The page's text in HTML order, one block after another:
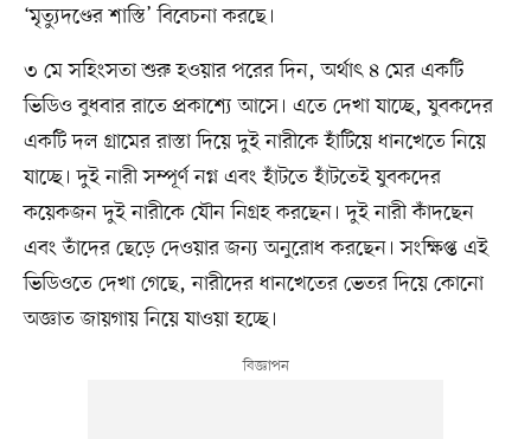
‘মৃত্যুদণ্ডের শাস্তি’ বিবেচনা করছে।
৩ মে সহিংসতা শুরু হওয়ার পরের দিন, অর্থাৎ ৪ মের একটি
ভিডিও বুধবার রাতে প্রকাশ্যে আসে। এতে দেখা যাচ্ছে, যুবকদের
একটি দল গ্রামের রাস্তা দিয়ে দুই নারীকে হাঁটিয়ে ধানখেতে নিয়ে
যাচ্ছে। দুই নারী সম্পূর্ণ নগ্ন এবং হাঁটতে হাঁটতেই যুবকদের
কয়েকজন দুই নারীকে যৌন নিগ্রহ করছেন। দুই নারী কাঁদছেন
এবং তাঁদের ছেড়ে দেওয়ার জন্য অনুরোধ করছেন। সংক্ষিপ্ত এই
ভিডিওতে দেখা গেছে, নারীদের ধানখেতের ভেতর দিয়ে কোনো
অজ্ঞাত জায়গায় নিয়ে যাওয়া হচ্ছে।